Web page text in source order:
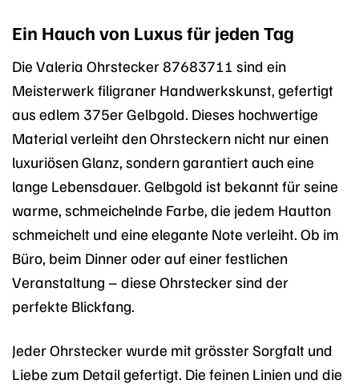
Ein Hauch von Luxus für jeden Tag
Die Valeria Ohrstecker 87683711 sind ein
Meisterwerk filigraner Handwerkskunst, gefertigt
aus edlem 375er Gelbgold. Dieses hochwertige
Material verleiht den Ohrsteckern nicht nur einen
luxuriösen Glanz, sondern garantiert auch eine
lange Lebensdauer. Gelbgold ist bekannt für seine
warme, schmeichelnde Farbe, die jedem Hautton
schmeichelt und eine elegante Note verleiht. Ob im
Büro, beim Dinner oder auf einer festlichen
Veranstaltung – diese Ohrstecker sind der
perfekte Blickfang.
Jeder Ohrstecker wurde mit grösster Sorgfalt und
Liebe zum Detail gefertigt. Die feinen Linien und die